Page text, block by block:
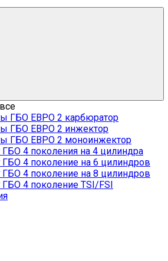
ГБО ЕВРО 2 карбюратор
ГБО ЕВРО 2 инжектор
ГБО ЕВРО 2 моноинжектор
4 поколения на 4 цилиндра
4 поколение на 6 цилиндров
4 поколение на 8 цилиндров
4 поколение TSI/FSI